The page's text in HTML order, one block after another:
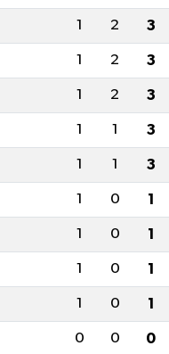
1 2 3
1 2 3
1 2 3
1 1 3
1 1 3
1 0 1
1 0 1
1 0 1
1 0 1
0 0 0